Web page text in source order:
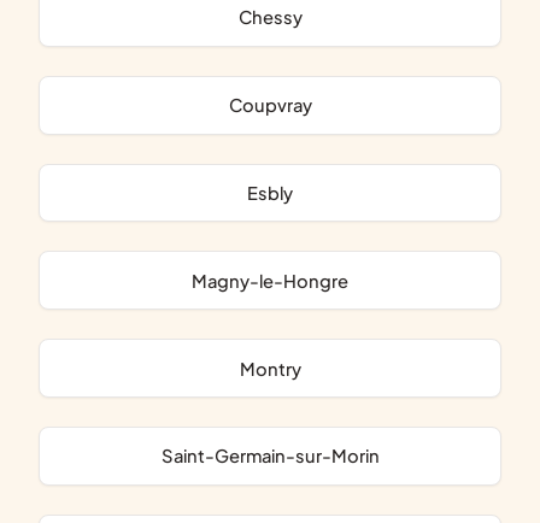
Chessy
Coupvray
Esbly
Magny-le-Hongre
Montry
Saint-Germain-sur-Morin